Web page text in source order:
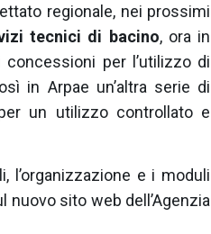
regionale, nei prossimi
tecnici di bacino, ora in
per l’utilizzo di
in Arpae un’altra serie di
un utilizzo controllato e
l’organizzazione e i moduli
sito web dell’Agenzia